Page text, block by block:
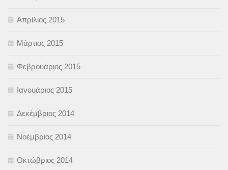
Απρίλιος 2015
Μάρτιος 2015
Φεβρουάριος 2015
Ιανουάριος 2015
Δεκέμβριος 2014
Νοέμβριος 2014
Οκτώβριος 2014